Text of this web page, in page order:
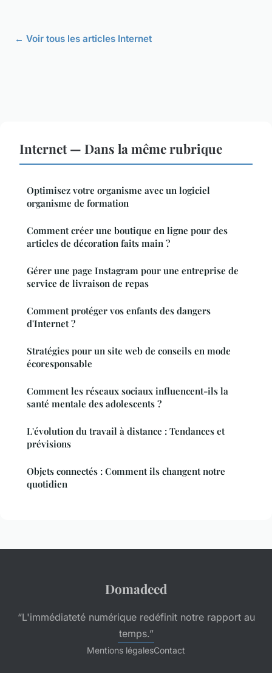
← Voir tous les articles Internet
Internet — Dans la même rubrique
Optimisez votre organisme avec un logiciel
organisme de formation
Comment créer une boutique en ligne pour des
articles de décoration faits main ?
Gérer une page Instagram pour une entreprise de
service de livraison de repas
Comment protéger vos enfants des dangers
d'Internet ?
Stratégies pour un site web de conseils en mode
écoresponsable
Comment les réseaux sociaux influencent-ils la
santé mentale des adolescents ?
L'évolution du travail à distance : Tendances et
prévisions
Objets connectés : Comment ils changent notre
quotidien
Domadeed
“L'immédiateté numérique redéfinit notre rapport au
temps.”
Mentions légalesContact